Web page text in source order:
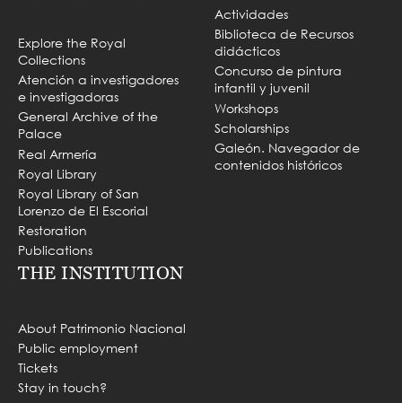
Explore the Royal
Collections
Atención a investigadores
e investigadoras
General Archive of the
Palace
Real Armería
Royal Library
Royal Library of San
Lorenzo de El Escorial
Restoration
Publications
Actividades
Biblioteca de Recursos
didácticos
Concurso de pintura
infantil y juvenil
Workshops
Scholarships
Galeón. Navegador de
contenidos históricos
THE INSTITUTION
About Patrimonio Nacional
Public employment
Tickets
Stay in touch?